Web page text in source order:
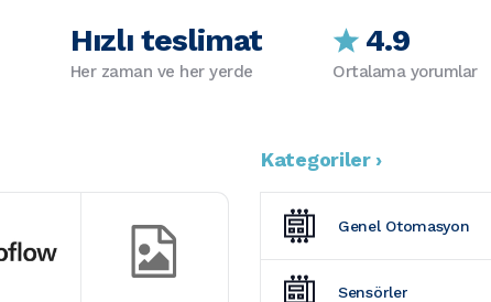
Hızlı teslimat
Her zaman ve her yerde
4.9
Ortalama yorumlar
Kategoriler ›
Genel Otomasyon
Sensörler